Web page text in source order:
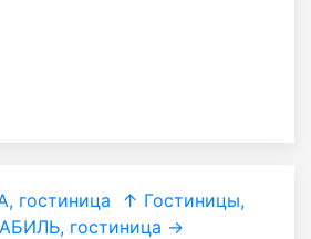
гостиница
↑ Гостиницы,
АБИЛЬ, гостиница →